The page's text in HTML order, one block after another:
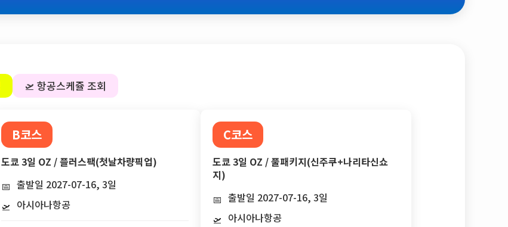
🛫 항공스케쥴 조회
B코스
도쿄 3일 OZ / 플러스팩(첫날차량픽업)
📅 출발일 2027-07-16, 3일
🛫 아시아나항공
C코스
도쿄 3일 OZ / 풀패키지(신주쿠+나리타신쇼
지)
📅 출발일 2027-07-16, 3일
🛫 아시아나항공